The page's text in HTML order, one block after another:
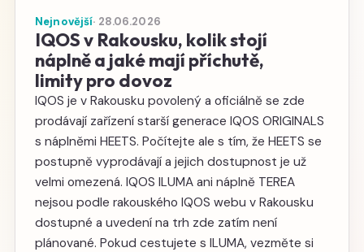
Nejnovější· 28.06.2026
IQOS v Rakousku, kolik stojí
náplně a jaké mají příchutě,
limity pro dovoz
IQOS je v Rakousku povolený a oficiálně se zde
prodávají zařízení starší generace IQOS ORIGINALS
s náplněmi HEETS. Počítejte ale s tím, že HEETS se
postupně vyprodávají a jejich dostupnost je už
velmi omezená. IQOS ILUMA ani náplně TEREA
nejsou podle rakouského IQOS webu v Rakousku
dostupné a uvedení na trh zde zatím není
plánované. Pokud cestujete s ILUMA, vezměte si